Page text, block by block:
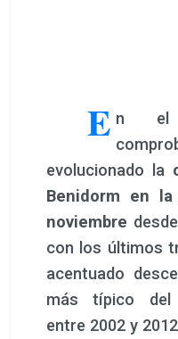
E n el
evolucionado la
Benidorm en
noviembre
con los últimos
acentuado
más típico del
entre 2002 y